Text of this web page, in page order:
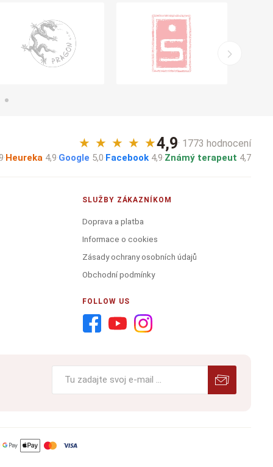
★ ★ ★ ★ ★4,9· 1773 hodnocení
·Heureka 4,9·Google 5,0·Facebook 4,9·Známý terapeut 4,7
SLUŽBY ZÁKAZNÍKOM
Doprava a platba
Informace o cookies
Zásady ochrany osobních údajů
Obchodní podmínky
FOLLOW US